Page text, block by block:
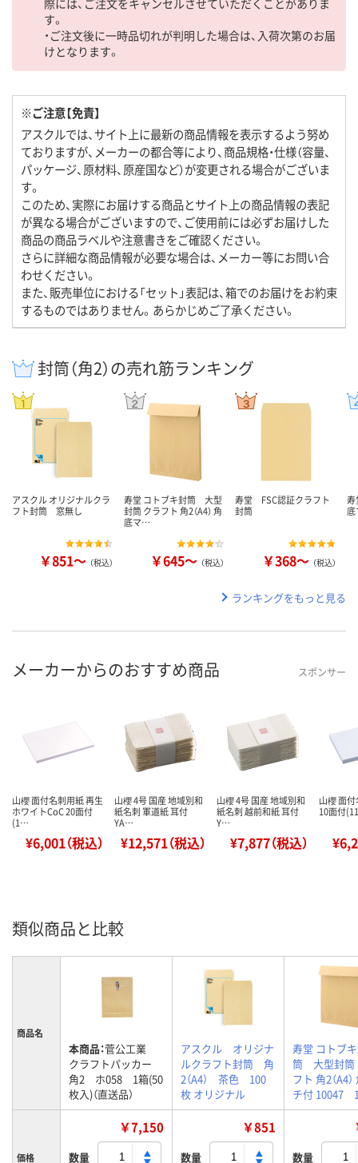
す。
・ご注文後に一時品切れが判明した場合は、入荷次第のお届
けとなります。
※ご注意【免責】
アスクルでは、サイト上に最新の商品情報を表示するよう努め
ておりますが、メーカーの都合等により、商品規格・仕様（容量、
パッケージ、原材料、原産国など）が変更される場合がございま
す。
このため、実際にお届けする商品とサイト上の商品情報の表記
が異なる場合がございますので、ご使用前には必ずお届けした
商品の商品ラベルや注意書きをご確認ください。
さらに詳細な商品情報が必要な場合は、メーカー等にお問い合
わせください。
また、販売単位における「セット」表記は、箱でのお届けをお約束
するものではありません。あらかじめご了承ください。
封筒（角2）の売れ筋ランキング
アスクル オリジナルクラ
フト封筒 窓無し
￥851～ （税込）
寿堂 コトブキ封筒 大型
封筒 クラフト 角2（A4） 角
底マ…
￥645～ （税込）
寿堂 FSC認証クラフト
封筒
￥368～ （税込）
寿
ランキングをもっと見る
メーカーからのおすすめ商品 スポンサー
山櫻 面付名刺用紙 再生
ホワイトCoC 20面付
(1…
¥6,001（税込）
山櫻 4号 国産 地域別和
紙名刺 軍道紙 耳付
YA…
¥12,571（税込）
山櫻 4号 国産 地域別和
紙名刺 越前和紙 耳付
Y…
¥7,877（税込）
山櫻 面
10面付
類似商品と比較
商品名
本商品：菅公工業
クラフトパッカー
角2 ホ058 1箱(50
枚入)（直送品）
アスクル オリジナ
ルクラフト封筒 角
2（A4） 茶色 100
枚 オリジナル
寿堂 コトブ
筒 大型封筒
フト 角2（A4
チ付 10047
価格
￥7,150
数量
￥851
数量 数量